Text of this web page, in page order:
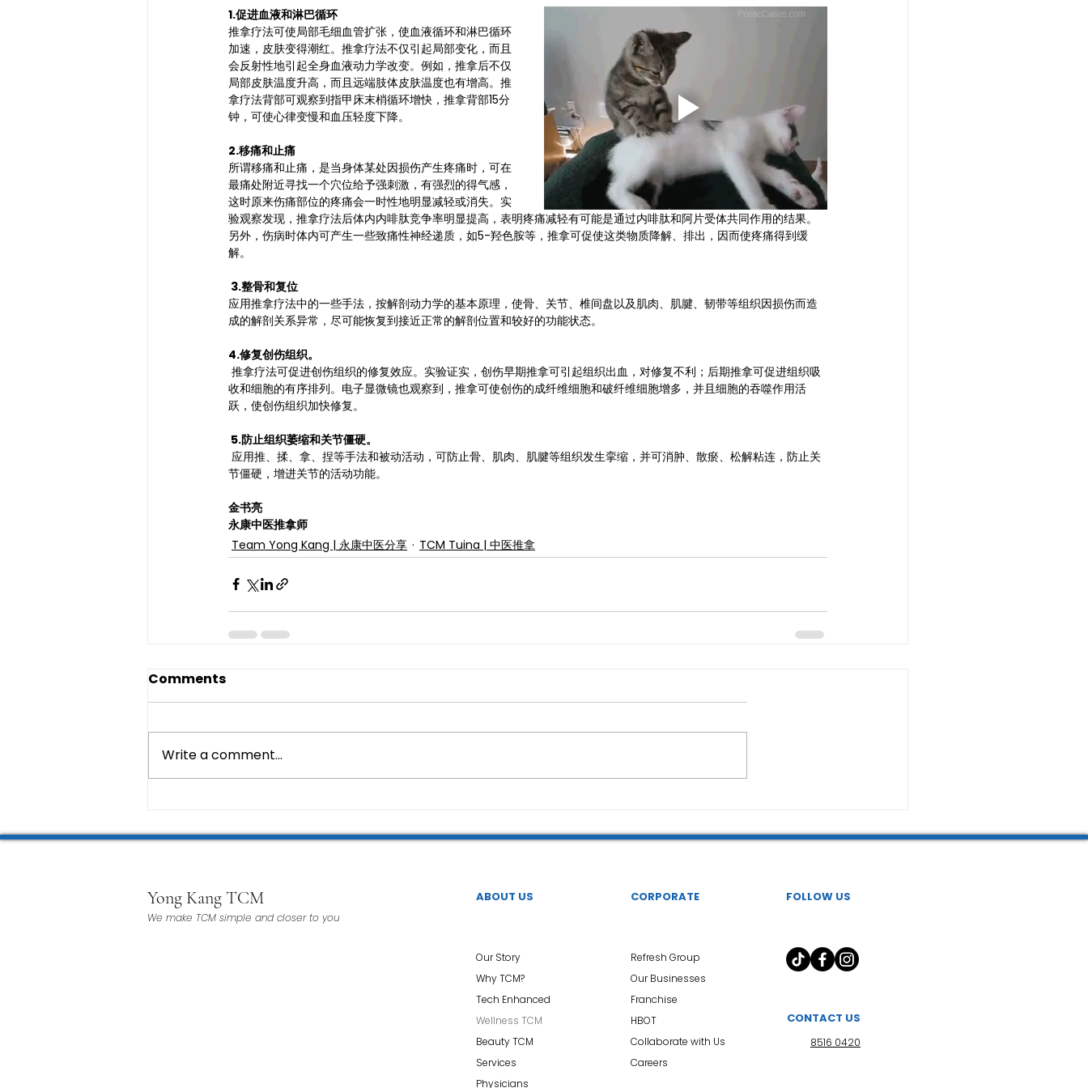
1.促进血液和淋巴循环
推拿疗法可使局部毛细血管扩张，使血液循环和淋巴循环
加速，皮肤变得潮红。推拿疗法不仅引起局部变化，而且
会反射性地引起全身血液动力学改变。例如，推拿后不仅
局部皮肤温度升高，而且远端肢体皮肤温度也有增高。推
拿疗法背部可观察到指甲床末梢循环增快，推拿背部15分
钟，可使心律变慢和血压轻度下降。
2.移痛和止痛
所谓移痛和止痛，是当身体某处因损伤产生疼痛时，可在
最痛处附近寻找一个穴位给予强刺激，有强烈的得气感，
这时原来伤痛部位的疼痛会一时性地明显减轻或消失。实
验观察发现，推拿疗法后体内内啡肽竞争率明显提高，表明疼痛减轻有可能是通过内啡肽和阿片受体共同作用的结果。
另外，伤病时体内可产生一些致痛性神经递质，如5-羟色胺等，推拿可促使这类物质降解、排出，因而使疼痛得到缓
解。
3.整骨和复位
应用推拿疗法中的一些手法，按解剖动力学的基本原理，使骨、关节、椎间盘以及肌肉、肌腱、韧带等组织因损伤而造
成的解剖关系异常，尽可能恢复到接近正常的解剖位置和较好的功能状态。
4.修复创伤组织。
推拿疗法可促进创伤组织的修复效应。实验证实，创伤早期推拿可引起组织出血，对修复不利；后期推拿可促进组织吸
收和细胞的有序排列。电子显微镜也观察到，推拿可使创伤的成纤维细胞和破纤维细胞增多，并且细胞的吞噬作用活
跃，使创伤组织加快修复。
5.防止组织萎缩和关节僵硬。
应用推、揉、拿、捏等手法和被动活动，可防止骨、肌肉、肌腱等组织发生挛缩，并可消肿、散瘀、松解粘连，防止关
节僵硬，增进关节的活动功能。
金书亮
永康中医推拿师
Team Yong Kang | 永康中医分享
TCM Tuina | 中医推拿
Comments
Write a comment...
Yong Kang TCM
We make TCM simple and closer to you
ABOUT US CORPORATE FOLLOW US
Our Story
Why TCM?
Tech Enhanced
Wellness TCM
Beauty TCM
Services
Physicians
Refresh Group
Our Businesses
Franchise
HBOT
Collaborate with Us
Careers
CONTACT US
8516 0420